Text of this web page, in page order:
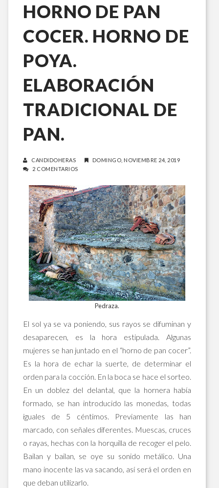
HORNO DE PAN
COCER. HORNO DE
POYA.
ELABORACIÓN
TRADICIONAL DE
PAN.
CANDIDOHERAS
DOMINGO, NOVIEMBRE 24, 2019
2 COMENTARIOS
Pedraza.
El sol ya se va poniendo, sus rayos se difuminan y
desaparecen, es la hora estipulada. Algunas
mujeres se han juntado en el “horno de pan cocer”.
Es la hora de echar la suerte, de determinar el
orden para la cocción. En la boca se hace el sorteo.
En un doblez del delantal, que la hornera había
formado, se han introducido las monedas, todas
iguales de 5 céntimos. Previamente las han
marcado, con señales diferentes. Muescas, cruces
o rayas, hechas con la horquilla de recoger el pelo.
Bailan y bailan, se oye su sonido metálico. Una
mano inocente las va sacando, así será el orden en
que deban utilizarlo.